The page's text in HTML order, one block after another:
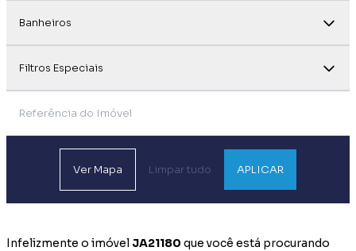
Banheiros
Filtros Especiais
Ver Mapa Limpar tudo APLICAR
Infelizmente o imóvel JA21180 que você está procurando